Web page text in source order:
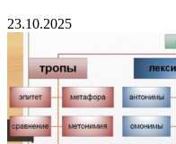
23.10.2025